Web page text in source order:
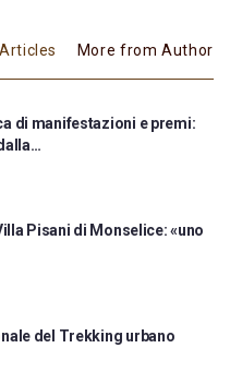
More from Author
di manifestazioni e premi:
Pisani di Monselice: «uno
del Trekking urbano